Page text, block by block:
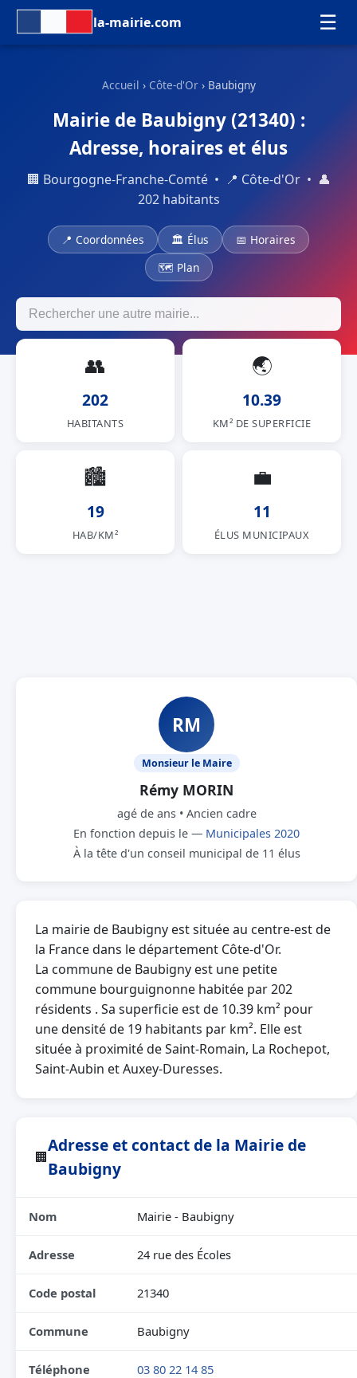
la-mairie.com ☰
Accueil › Côte-d'Or› Baubigny
Mairie de Baubigny (21340) :
Adresse, horaires et élus
🏢 Bourgogne-Franche-Comté • 📍 Côte-d'Or • 👤
202 habitants
📍 Coordonnées 🏛 Élus
📅 Horaires
🗺 Plan
👥
202
HABITANTS
🌏
10.39
KM² DE SUPERFICIE
🏙
19
HAB/KM²
💼
11
ÉLUS MUNICIPAUX
RM
Monsieur le Maire
Rémy MORIN
agé de ans • Ancien cadre
En fonction depuis le — Municipales 2020
À la tête d'un conseil municipal de 11 élus
La mairie de Baubigny est située au centre-est de
la France dans le département Côte-d'Or.
La commune de Baubigny est une petite
commune bourguignonne habitée par 202
résidents . Sa superficie est de 10.39 km² pour
une densité de 19 habitants par km². Elle est
située à proximité de Saint-Romain, La Rochepot,
Saint-Aubin et Auxey-Duresses.
🏢
Adresse et contact de la Mairie de
Baubigny
Nom Mairie - Baubigny
Adresse 24 rue des Écoles
Code postal 21340
Commune Baubigny
Téléphone 03 80 22 14 85